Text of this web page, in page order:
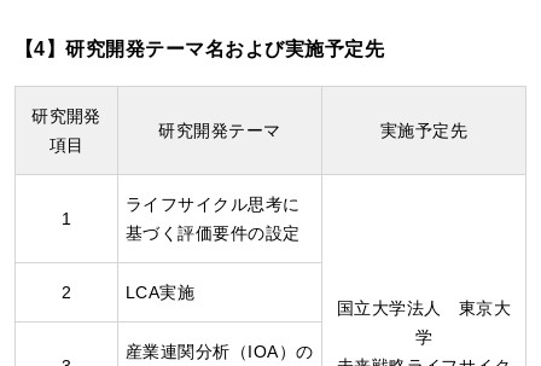
【4】研究開発テーマ名および実施予定先
研究開発
項目
研究開発テーマ 実施予定先
1
ライフサイクル思考に
基づく評価要件の設定
国立大学法人 東京大
学
2 LCA実施
産業連関分析（IOA）の